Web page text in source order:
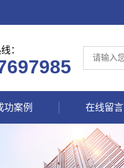
：
功案例 在线留言